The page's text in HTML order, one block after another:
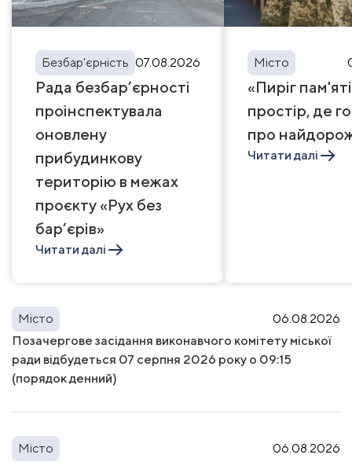
Безбар'єрність 07.08.2026
Рада безбар’єрності
проінспектувала
оновлену
прибудинкову
територію в межах
проєкту «Рух без
бар’єрів»
Читати далі
Місто
«Пиріг
простір, де
про
Читати далі
Місто
06.08.2026
Позачергове засідання виконавчого комітету міської
ради відбудеться 07 серпня 2026 року о 09:15
(порядок денний)
Місто
06.08.2026